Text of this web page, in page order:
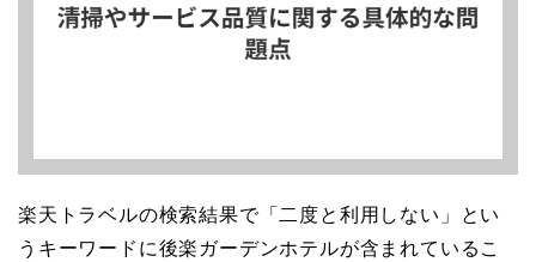
楽天トラベルの検索結果で「二度と利用しない」とい
うキーワードに後楽ガーデンホテルが含まれているこ